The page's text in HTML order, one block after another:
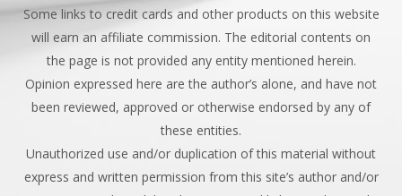
Some links to credit cards and other products on this website
will earn an affiliate commission. The editorial contents on
the page is not provided any entity mentioned herein.
Opinion expressed here are the author’s alone, and have not
been reviewed, approved or otherwise endorsed by any of
these entities.
Unauthorized use and/or duplication of this material without
express and written permission from this site’s author and/or